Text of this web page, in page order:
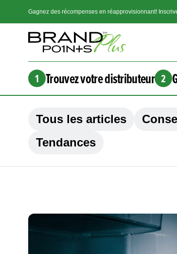
Gagnez des récompenses en réapprovisionnant!
1 Trouvez votre distributeur 2
Tous les articles
Tendances